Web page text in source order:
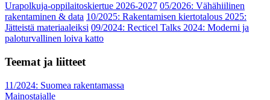
Urapolkuja-oppilaitoskiertue 2026-2027 05/2026: Vähähiilinen
rakentaminen & data 10/2025: Rakentamisen kiertotalous 2025:
Jätteistä materiaaleiksi 09/2024: Recticel Talks 2024: Moderni ja
paloturvallinen loiva katto
Teemat ja liitteet
11/2024: Suomea rakentamassa
Mainostajalle